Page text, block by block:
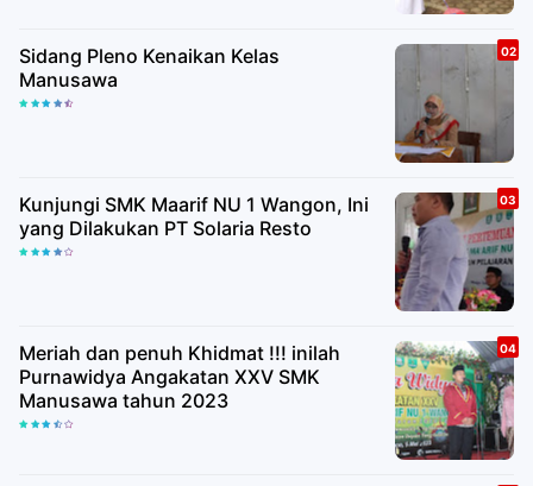
Sidang Pleno Kenaikan Kelas
Manusawa
Kunjungi SMK Maarif NU 1 Wangon, Ini
yang Dilakukan PT Solaria Resto
Meriah dan penuh Khidmat !!! inilah
Purnawidya Angakatan XXV SMK
Manusawa tahun 2023